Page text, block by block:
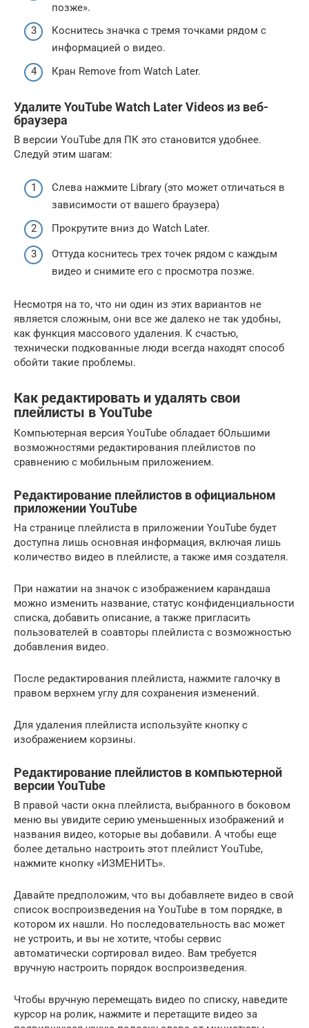
позже».
Коснитесь значка с тремя точками рядом с
информацией о видео.
Кран Remove from Watch Later.
Удалите YouTube Watch Later Videos из веб-
браузера
В версии YouTube для ПК это становится удобнее.
Следуй этим шагам:
Слева нажмите Library (это может отличаться в
зависимости от вашего браузера)
Прокрутите вниз до Watch Later.
Оттуда коснитесь трех точек рядом с каждым
видео и снимите его с просмотра позже.
Несмотря на то, что ни один из этих вариантов не
является сложным, они все же далеко не так удобны,
как функция массового удаления. К счастью,
технически подкованные люди всегда находят способ
обойти такие проблемы.
Как редактировать и удалять свои
плейлисты в YouTube
Компьютерная версия YouTube обладает бОльшими
возможностями редактирования плейлистов по
сравнению с мобильным приложением.
Редактирование плейлистов в официальном
приложении YouTube
На странице плейлиста в приложении YouTube будет
доступна лишь основная информация, включая лишь
количество видео в плейлисте, а также имя создателя.
При нажатии на значок с изображением карандаша
можно изменить название, статус конфиденциальности
списка, добавить описание, а также пригласить
пользователей в соавторы плейлиста с возможностью
добавления видео.
После редактирования плейлиста, нажмите галочку в
правом верхнем углу для сохранения изменений.
Для удаления плейлиста используйте кнопку с
изображением корзины.
Редактирование плейлистов в компьютерной
версии YouTube
В правой части окна плейлиста, выбранного в боковом
меню вы увидите серию уменьшенных изображений и
названия видео, которые вы добавили. А чтобы еще
более детально настроить этот плейлист YouTube,
нажмите кнопку «ИЗМЕНИТЬ».
Давайте предположим, что вы добавляете видео в свой
список воспроизведения на YouTube в том порядке, в
котором их нашли. Но последовательность вас может
не устроить, и вы не хотите, чтобы сервис
автоматически сортировал видео. Вам требуется
вручную настроить порядок воспроизведения.
Чтобы вручную перемещать видео по списку, наведите
курсор на ролик, нажмите и перетащите видео за